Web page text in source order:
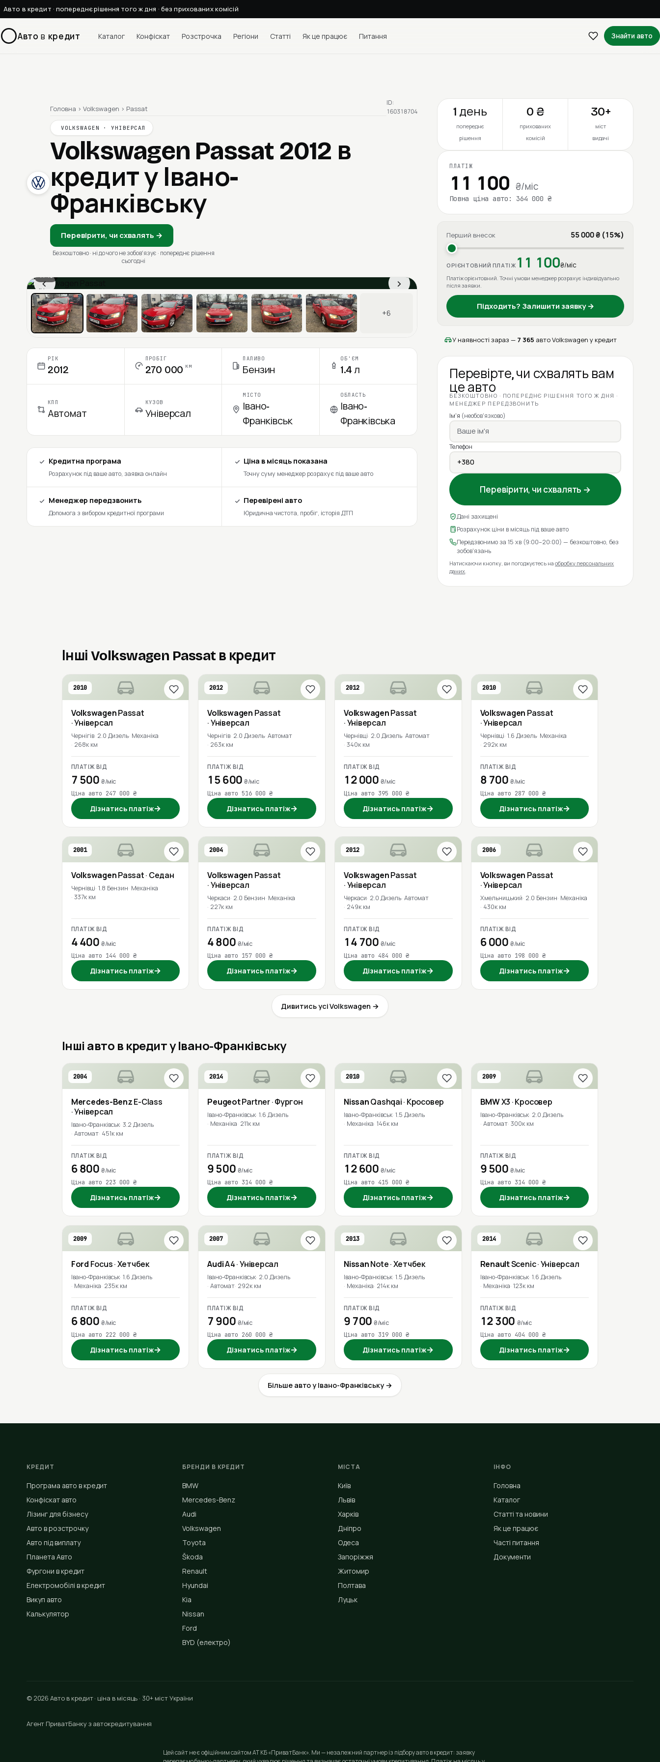
Авто в кредит · попереднє рішення того ж дня · без прихованих комісій
Авто в кредит Каталог Конфіскат Розстрочка Регіони Статті Як це працює Питання Знайти авто
Головна › Volkswagen › Passat
VOLKSWAGEN · УНІВЕРСАЛ
Volkswagen Passat 2012 в
кредит у Івано-
Франківську
Перевірити, чи схвалять →
Безкоштовно · ні до чого не зобовʼязує · попереднє рішення
сьогодні
ID:
160318704
‹ ›
1 / 13
Ціна в місяць
+6
РІК
2012
ПРОБІГ
270 000 км
ПАЛИВО
Бензин
ОБ'ЄМ
1.4 л
КПП
Автомат
КУЗОВ
Універсал
МІСТО
Івано-
Франківськ
ОБЛАСТЬ
Івано-
Франківська
Кредитна програма
Розрахунок під ваше авто, заявка онлайн
Ціна в місяць показана
Точну суму менеджер розрахує під ваше авто
Менеджер передзвонить
Допомога з вибором кредитної програми
Перевірені авто
Юридична чистота, пробіг, історія ДТП
1 день
попереднє
рішення
0 ₴
прихованих
комісій
30+
міст
видачі
ПЛАТІЖ
11 100 ₴/міс
Повна ціна авто: 364 000 ₴
Перший внесок 55 000 ₴ (15%)
ОРІЄНТОВНИЙ ПЛАТІЖ 11 100₴/міс
Платіж орієнтовний. Точні умови менеджер розрахує індивідуально
після заявки.
Підходить? Залишити заявку →
У наявності зараз — 7 365 авто Volkswagen у кредит
Перевірте, чи схвалять вам
це авто
БЕЗКОШТОВНО · ПОПЕРЕДНЄ РІШЕННЯ ТОГО Ж ДНЯ ·
МЕНЕДЖЕР ПЕРЕДЗВОНИТЬ
Ім'я (необов'язково)
Телефон
Перевірити, чи схвалять →
Дані захищені
Розрахунок ціни в місяць під ваше авто
Передзвонимо за 15 хв (9:00–20:00) — безкоштовно, без
зобов'язань
Натискаючи кнопку, ви погоджуєтесь наобробку персональних
даних
Інші Volkswagen Passat в кредит
2010
VolkswagenPassat
· Універсал
Чернігів 2.0 Дизель Механіка
268к км
ПЛАТІЖ ВІД
7 500₴/міс
Ціна авто 247 000 ₴
Дізнатись платіж→
2012
Volkswagen Passat
· Універсал
Чернігів 2.0 Дизель Автомат
263к км
ПЛАТІЖ ВІД
15 600₴/міс
Ціна авто 516 000 ₴
Дізнатись платіж→
2012
VolkswagenPassat
· Універсал
Чернівці 2.0 Дизель Автомат
340к км
ПЛАТІЖ ВІД
12 000 ₴/міс
Ціна авто 395 000 ₴
Дізнатись платіж→
2010
Volkswagen Passat
· Універсал
Чернівці 1.6 Дизель Механіка
292к км
ПЛАТІЖ ВІД
8 700 ₴/міс
Ціна авто 287 000 ₴
Дізнатись платіж→
2001
VolkswagenPassat· Седан
Чернівці 1.8 Бензин Механіка
337к км
ПЛАТІЖ ВІД
4 400₴/міс
Ціна авто 144 000 ₴
Дізнатись платіж→
2004
Volkswagen Passat
· Універсал
Черкаси 2.0 Бензин Механіка
227к км
ПЛАТІЖ ВІД
4 800 ₴/міс
Ціна авто 157 000 ₴
Дізнатись платіж→
2012
VolkswagenPassat
· Універсал
Черкаси 2.0 Дизель Автомат
249к км
ПЛАТІЖ ВІД
14 700 ₴/міс
Ціна авто 484 000 ₴
Дізнатись платіж→
2006
Volkswagen Passat
· Універсал
Хмельницький 2.0 Бензин Механіка
430к км
ПЛАТІЖ ВІД
6 000 ₴/міс
Ціна авто 198 000 ₴
Дізнатись платіж→
Дивитись усі Volkswagen →
Інші авто в кредит у Івано-Франківську
2004
Mercedes-BenzE-Class
· Універсал
Івано-Франківськ 3.2 Дизель
Автомат 451к км
ПЛАТІЖ ВІД
6 800₴/міс
Ціна авто 223 000 ₴
Дізнатись платіж→
2014
PeugeotPartner· Фургон
Івано-Франківськ 1.6 Дизель
Механіка 211к км
ПЛАТІЖ ВІД
9 500 ₴/міс
Ціна авто 314 000 ₴
Дізнатись платіж→
2010
NissanQashqai· Кросовер
Івано-Франківськ 1.5 Дизель
Механіка 146к км
ПЛАТІЖ ВІД
12 600 ₴/міс
Ціна авто 415 000 ₴
Дізнатись платіж→
2009
BMWX3 · Кросовер
Івано-Франківськ 2.0 Дизель
Автомат 300к км
ПЛАТІЖ ВІД
9 500 ₴/міс
Ціна авто 314 000 ₴
Дізнатись платіж→
2009
Ford Focus· Хетчбек
Івано-Франківськ 1.6 Дизель
Механіка 235к км
ПЛАТІЖ ВІД
6 800₴/міс
Ціна авто 222 000 ₴
Дізнатись платіж→
2007
AudiA4· Універсал
Івано-Франківськ 2.0 Дизель
Автомат 292к км
ПЛАТІЖ ВІД
7 900 ₴/міс
Ціна авто 260 000 ₴
Дізнатись платіж→
2013
NissanNote· Хетчбек
Івано-Франківськ 1.5 Дизель
Механіка 214к км
ПЛАТІЖ ВІД
9 700₴/міс
Ціна авто 319 000 ₴
Дізнатись платіж→
2014
RenaultScenic· Універсал
Івано-Франківськ 1.6 Дизель
Механіка 123к км
ПЛАТІЖ ВІД
12 300 ₴/міс
Ціна авто 404 000 ₴
Дізнатись платіж→
Більше авто у Івано-Франківську →
КРЕДИТ
Програма авто в кредит
Конфіскат авто
Лізинг для бізнесу
Авто в розстрочку
Авто під виплату
Планета Авто
Фургони в кредит
Електромобілі в кредит
Викуп авто
Калькулятор
БРЕНДИ В КРЕДИТ
BMW
Mercedes-Benz
Audi
Volkswagen
Toyota
Škoda
Renault
Hyundai
Kia
Nissan
Ford
BYD (електро)
МІСТА
Київ
Львів
Харків
Дніпро
Одеса
Запоріжжя
Житомир
Полтава
Луцьк
ІНФО
Головна
Каталог
Статті та новини
Як це працює
Часті питання
Документи
© 2026 Авто в кредит · ціна в місяць · 30+ міст України
Агент ПриватБанку з автокредитування
Цей сайт не є офіційним сайтом АТ КБ «ПриватБанк». Ми — незалежний партнер із підбору авто в кредит: заявку